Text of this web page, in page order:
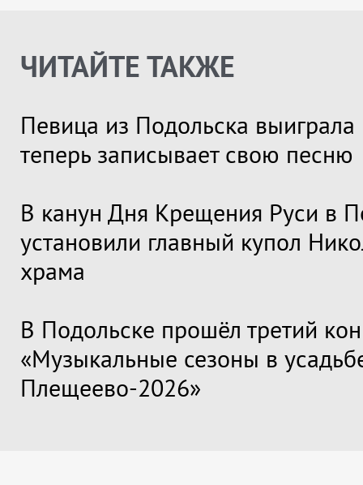
ЧИТАЙТЕ ТАКЖЕ
Певица из Подольска выиграла
теперь записывает свою песню
В канун Дня Крещения Руси в
установили главный купол
храма
В Подольске прошёл третий
«Музыкальные сезоны в
Плещеево-2026»